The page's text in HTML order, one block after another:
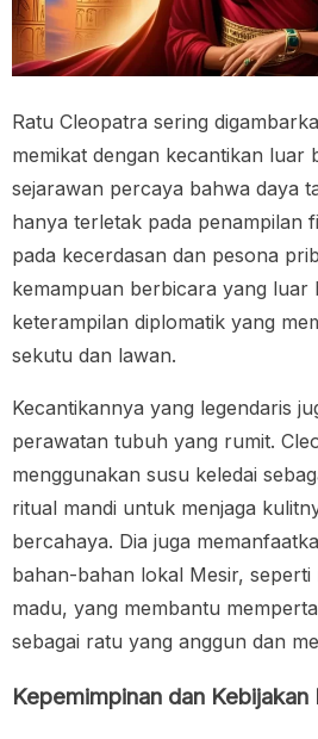
Ratu Cleopatra sering
memikat dengan kecantikan luar
sejarawan percaya bahwa daya
hanya terletak pada penampilan
pada kecerdasan dan pesona
kemampuan berbicara yang luar
keterampilan diplomatik yang
sekutu dan lawan.
Kecantikannya yang legendaris
perawatan tubuh yang rumit.
menggunakan susu keledai
ritual mandi untuk menjaga
bercahaya. Dia juga
bahan-bahan lokal Mesir, seperti
madu, yang membantu
sebagai ratu yang anggun dan
Kepemimpinan dan Kebijakan